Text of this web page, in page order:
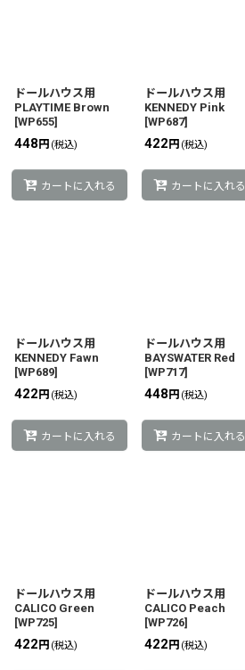
ドールハウス用
PLAYTIME Brown
[WP655]
448 円 (税込)
カートに入れる
ドールハウス用
KENNEDY Pink
[WP687]
422 円 (税込)
カートに入れる
ドールハウス用
KENNEDY Fawn
[WP689]
422 円 (税込)
カートに入れる
ドールハウス用
BAYSWATER Red
[WP717]
448 円 (税込)
カートに入れる
ドールハウス用
CALICO Green
[WP725]
422 円 (税込)
ドールハウス用
CALICO Peach
[WP726]
422 円 (税込)